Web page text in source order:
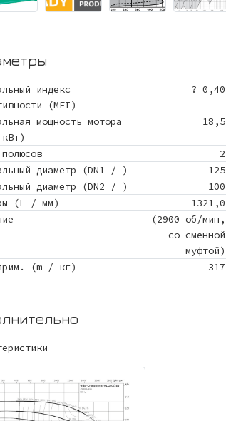
индекс
(MEI)
? 0,40
мощность мотора
18,5
2
диаметр (DN1 / )
125
диаметр (DN2 / )
100
(L / мм)
1321,0
(2900 об/мин,
со сменной
муфтой)
(m / кг)
317